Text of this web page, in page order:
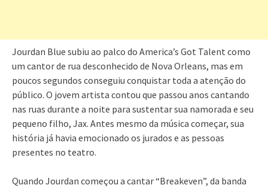
Jourdan Blue subiu ao palco do America’s Got Talent como
um cantor de rua desconhecido de Nova Orleans, mas em
poucos segundos conseguiu conquistar toda a atenção do
público. O jovem artista contou que passou anos cantando
nas ruas durante a noite para sustentar sua namorada e seu
pequeno filho, Jax. Antes mesmo da música começar, sua
história já havia emocionado os jurados e as pessoas
presentes no teatro.
Quando Jourdan começou a cantar “Breakeven”, da banda